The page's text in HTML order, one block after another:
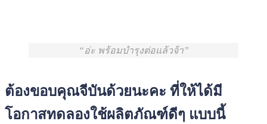
อ่ะ พร้อมบำรุงต่อแล้วจ้า
ต้องขอบคุณจีบันด้วยนะคะ ที่ให้ได้มี
โอกาสทดลองใช้ผลิตภัณฑ์ดีๆ แบบนี้